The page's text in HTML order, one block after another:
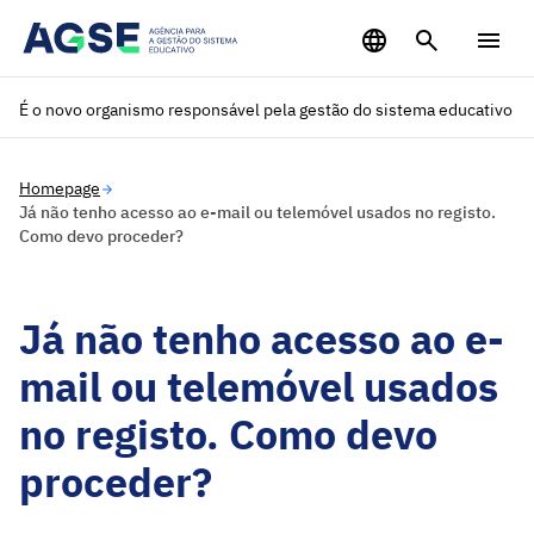
É o novo organismo responsável pela gestão do sistema educativo
Homepage
Já não tenho acesso ao e-mail ou telemóvel usados no registo.
Como devo proceder?
Já não tenho acesso ao e-
mail ou telemóvel usados
no registo. Como devo
proceder?